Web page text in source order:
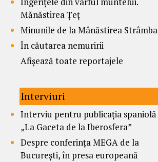
Mănăstirea Țeț
Minunile de la Mânăstirea Strâmba
În căutarea nemuririi
Afișează toate reportajele
Interviuri
Interviu pentru publicația spaniolă
„La Gaceta de la Iberosfera”
Despre conferința MEGA de la
București, în presa europeană